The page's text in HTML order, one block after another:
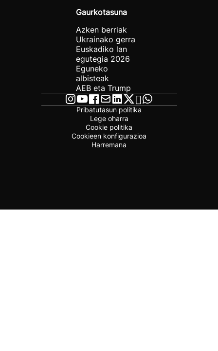
Gaurkotasuna
Azken berriak
Ukrainako gerra
Euskadiko lan
egutegia 2026
Eguneko
albisteak
AEB eta Trump
Pribatutasun politika
Lege oharra
Cookie politika
Cookieen konfigurazioa
Harremana